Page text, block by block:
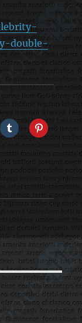
double-